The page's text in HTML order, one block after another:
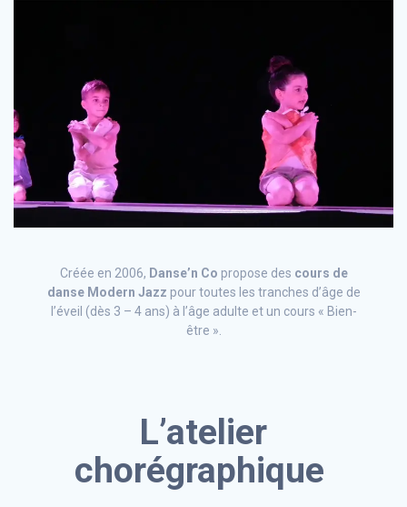
Créée en 2006, Danse’n Co propose des cours de
danse Modern Jazz pour toutes les tranches d’âge de
l’éveil (dès 3 – 4 ans) à l’âge adulte et un cours « Bien-
être ».
L’atelier
chorégraphique